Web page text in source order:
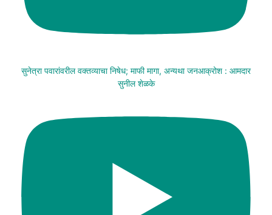
सुनेत्रा पवारांवरील वक्तव्याचा निषेध; माफी मागा, अन्यथा जनआक्रोश : आमदार
सुनील शेळके